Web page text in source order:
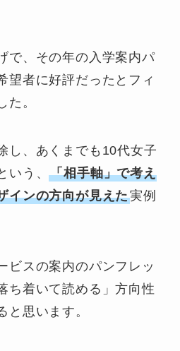
で、その年の入学案内パ
望者に好評だったとフィ
た。
し、あくまでも10代女子
いう、「相手軸」で考え
インの方向が見えた実例
ビスの案内のパンフレッ
ち着いて読める」方向性
と思います。